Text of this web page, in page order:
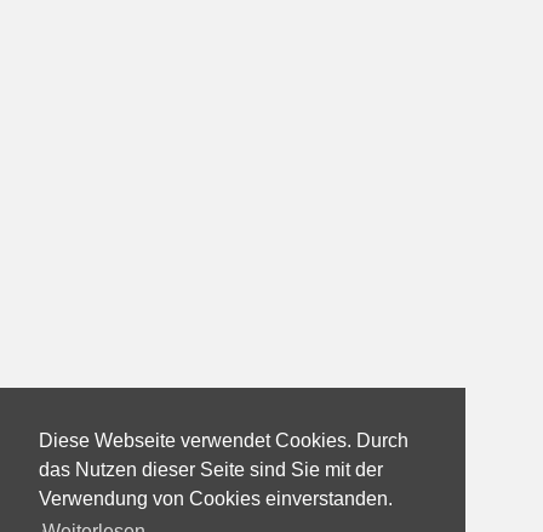
Diese Webseite verwendet Cookies. Durch
das Nutzen dieser Seite sind Sie mit der
Verwendung von Cookies einverstanden.